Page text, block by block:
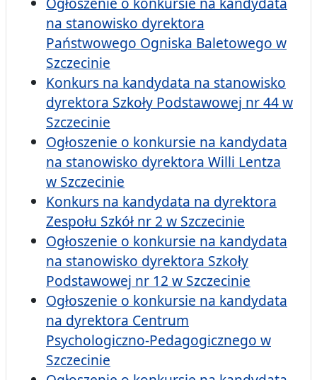
na stanowisko dyrektora
Państwowego Ogniska Baletowego w
Szczecinie
Konkurs na kandydata na stanowisko
dyrektora Szkoły Podstawowej nr 44 w
Szczecinie
Ogłoszenie o konkursie na kandydata
na stanowisko dyrektora Willi Lentza
w Szczecinie
Konkurs na kandydata na dyrektora
Zespołu Szkół nr 2 w Szczecinie
Ogłoszenie o konkursie na kandydata
na stanowisko dyrektora Szkoły
Podstawowej nr 12 w Szczecinie
Ogłoszenie o konkursie na kandydata
na dyrektora Centrum
Psychologiczno-Pedagogicznego w
Szczecinie